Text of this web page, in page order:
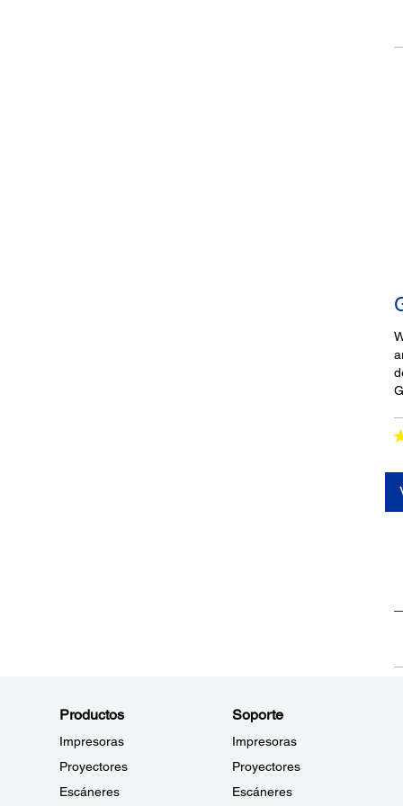
Productos
Impresoras
Proyectores
Escáneres
Soporte
Impresoras
Proyectores
Escáneres